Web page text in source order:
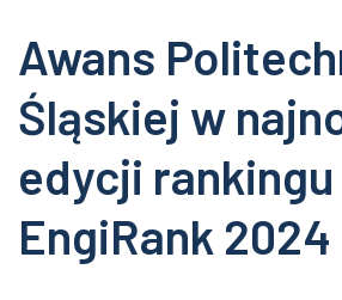
Awans
Śląskiej w
edycji rankingu
EngiRank 2024